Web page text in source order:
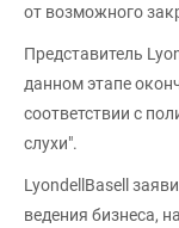
от возможного
Представитель
данном этапе
соответствии с
слухи".
LyondellBasell
ведения бизнеса,